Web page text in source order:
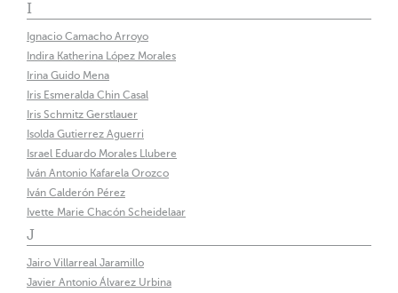
I
Ignacio Camacho Arroyo
Indira Katherina López Morales
Irina Guido Mena
Iris Esmeralda Chin Casal
Iris Schmitz Gerstlauer
Isolda Gutierrez Aguerri
Israel Eduardo Morales Llubere
Iván Antonio Kafarela Orozco
Iván Calderón Pérez
Ivette Marie Chacón Scheidelaar
J
Jairo Villarreal Jaramillo
Javier Antonio Álvarez Urbina